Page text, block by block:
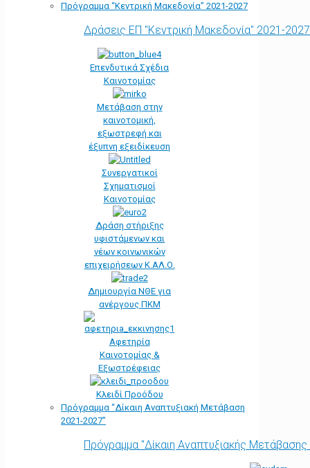
Πρόγραμμα “Κεντρική Μακεδονία” 2021-2027
Δράσεις ΕΠ "Κεντρική Μακεδονία" 2021-2027
Επενδυτικά Σχέδια
Καινοτομίας
Μετάβαση στην
καινοτομική,
εξωστρεφή και
έξυπνη εξειδίκευση
Συνεργατικοί
Σχηματισμοί
Καινοτομίας
Δράση στήριξης
υφιστάμενων και
νέων κοινωνικών
επιχειρήσεων Κ.ΑΛ.Ο.
Δημιουργία ΝΘΕ για
ανέργους ΠΚΜ
Αφετηρία
Kαινοτομίας &
Εξωστρέφειας
Κλειδί Προόδου
Πρόγραμμα “Δίκαιη Αναπτυξιακή Μετάβαση
2021-2027”
Πρόγραμμα "Δίκαιη Αναπτυξιακής